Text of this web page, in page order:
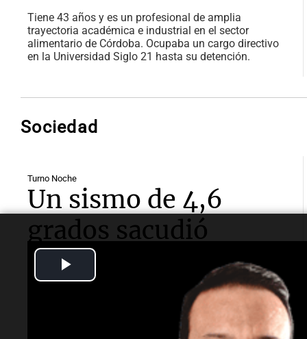
Tiene 43 años y es un profesional de amplia
trayectoria académica e industrial en el sector
alimentario de Córdoba. Ocupaba un cargo directivo
en la Universidad Siglo 21 hasta su detención.
Sociedad
Turno Noche
Un sismo de 4,6
grados sacudió
Mendoza: detalles
del temblor que
sorprendió a los